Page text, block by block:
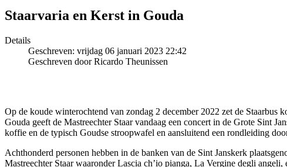
Staarvaria en Kerst in Gouda
Details
Geschreven: vrijdag 06 januari 2023 22:42
Geschreven door Ricardo Theunissen
Op de koude winterochtend van zondag 2 december 2022 zet de Staarbus
Gouda geeft de Mastreechter Staar vandaag een concert in de Grote Sint
koffie en de typisch Goudse stroopwafel en aansluitend een rondleiding
Achthonderd personen hebben in de banken van de Sint Janskerk
Mastreechter Staar waaronder Lascia ch’io pianga, La Vergine degli